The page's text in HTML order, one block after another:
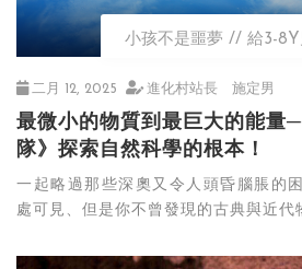
小孩不是噩夢 給3-8Y
二月 12, 2025 進化村站長 施定男
最微小的物質到最巨大的能量
隊》探索自然科學的根本！
一起略過那些深奧又令人頭昏腦脹的
處可見、但是你不曾發現的古典與近代